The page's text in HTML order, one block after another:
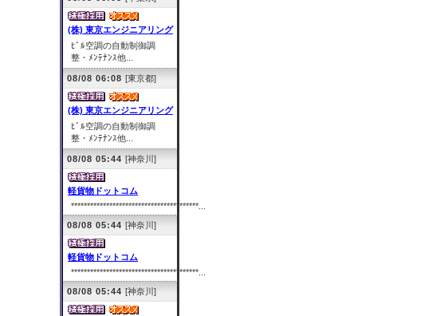
(株) 東京エンジニアリング
ﾋﾞﾙ空調の自動制御調
整・ﾒﾝﾃﾅﾝｽ他...
08/08 06:08 [東京都]
(株) 東京エンジニアリング
ﾋﾞﾙ空調の自動制御調
整・ﾒﾝﾃﾅﾝｽ他...
08/08 05:44 [神奈川]
軽貨物ドットコム
****************************************...
08/08 05:44 [神奈川]
軽貨物ドットコム
****************************************...
08/08 05:44 [神奈川]